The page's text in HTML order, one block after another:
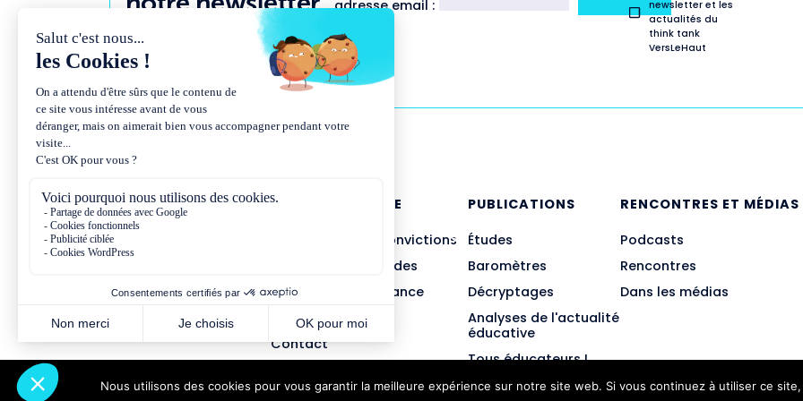
adresse email :
newsletter et les
actualités du
think tank
VersLeHaut
NOUS CONNAÎTRE
Présentation et convictions
Missions et méthodes
Équipe et gouvernance
Partenariats
Contact
PUBLICATIONS
Études
Baromètres
Décryptages
Analyses de l'actualité
éducative
Tous éducateurs !
RENCONTRES ET MÉDIAS
Podcasts
Rencontres
Dans les médias
Nous utilisons des cookies pour vous garantir la meilleure expérience sur notre site web. Si vous continuez à utiliser ce